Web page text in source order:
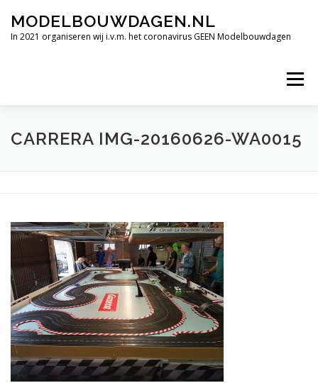
naarMODELBOUWDAGEN.NL
In 2021 organiseren wij i.v.m. het coronavirus GEEN Modelbouwdagen
Menu
TERUGBLIK INTERNATIONALE MODELBOUWDAGEN 2019
VERDERE DEELNEMENDE CLUBS. OPENINGSTIJDEN
CONTACT SPONSORS BEDRIJVEN.
SPONSORS FABRIKANTEN. PERSBERICHT
CARRERA IMG-20160626-WA0015